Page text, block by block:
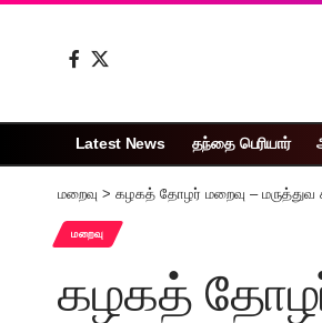
Latest News தந்தை பெரியார்
மறைவு > கழகத் தோழர் மறைவு – மருத்துவ
மறைவு
கழகத்